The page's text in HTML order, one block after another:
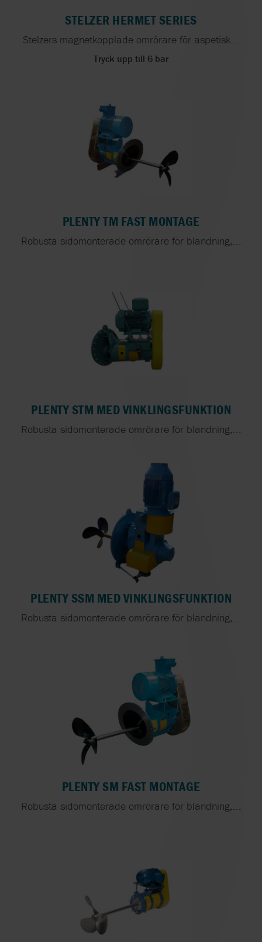
STELZER HERMET SERIES
Stelzers magnetkopplade omrörare för aspetisk...
Tryck upp till 6 bar
PLENTY TM FAST MONTAGE
Robusta sidomonterade omrörare för blandning,...
PLENTY STM MED VINKLINGSFUNKTION
Robusta sidomonterade omrörare för blandning,...
PLENTY SSM MED VINKLINGSFUNKTION
Robusta sidomonterade omrörare för blandning,...
PLENTY SM FAST MONTAGE
Robusta sidomonterade omrörare för blandning,...